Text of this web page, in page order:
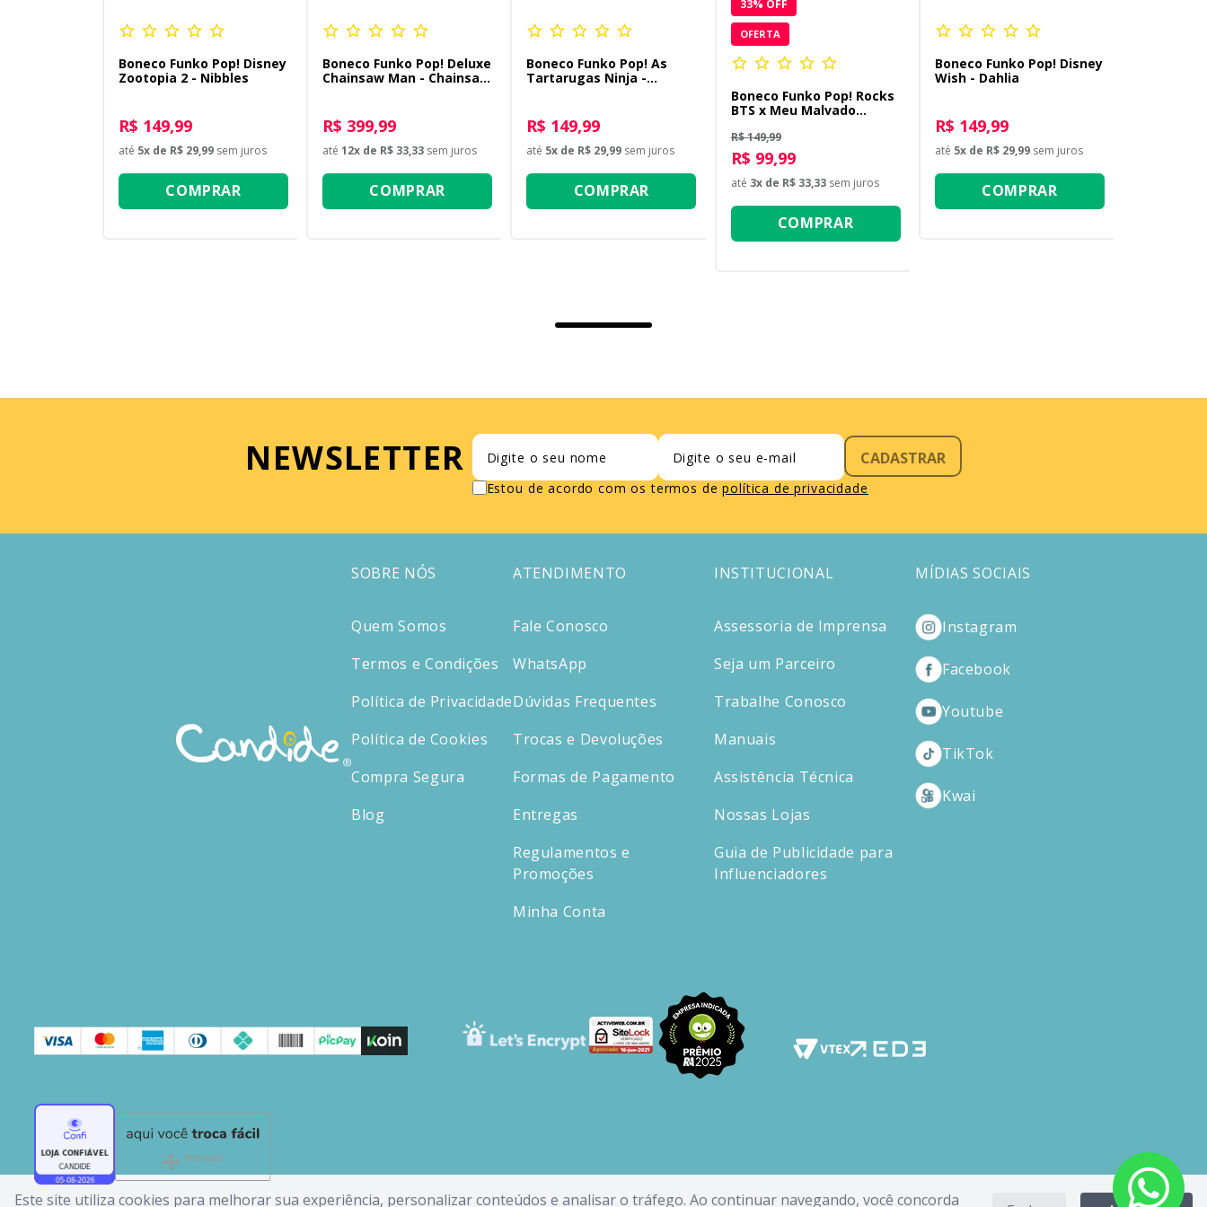
Este site utiliza cookies para melhorar sua experiência, personalizar conteúdos e analisar o tráfego. Ao continuar navegando, você concorda
Boneco Funko Pop! Disney
Zootopia 2 - Nibbles
R$ 149,99
até 5x de R$ 29,99 sem juros
COMPRAR
Boneco Funko Pop! Deluxe
Chainsaw Man - Chainsaw
R$ 399,99
até 12x de R$ 33,33 sem juros
COMPRAR
Boneco Funko Pop! As
Tartarugas Ninja -
R$ 149,99
até 5x de R$ 29,99 sem juros
COMPRAR
33% OFF
OFERTA
Boneco Funko Pop! Rocks
BTS x Meu Malvado
R$ 149,99
R$ 99,99
até 3x de R$ 33,33 sem juros
COMPRAR
Boneco Funko Pop! Disney
Wish - Dahlia
R$ 149,99
até 5x de R$ 29,99 sem juros
COMPRAR
NEWSLETTER CADASTRAR
Estou de acordo com os termos de política de privacidade
SOBRE NÓS
Quem Somos
Termos e Condições
Política de Privacidade
Política de Cookies
Compra Segura
Blog
ATENDIMENTO
Fale Conosco
WhatsApp
Dúvidas Frequentes
Trocas e Devoluções
Formas de Pagamento
Entregas
Regulamentos e
Promoções
Minha Conta
INSTITUCIONAL
Assessoria de Imprensa
Seja um Parceiro
Trabalhe Conosco
Manuais
Assistência Técnica
Nossas Lojas
Guia de Publicidade para
Influenciadores
MÍDIAS SOCIAIS
Instagram
Facebook
Youtube
TikTok
Kwai